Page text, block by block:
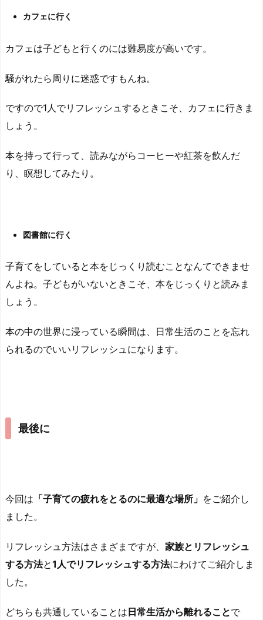
カフェに行く
カフェは子どもと行くのには難易度が高いです。
騒がれたら周りに迷惑ですもんね。
ですので1人でリフレッシュするときこそ、カフェに行きま
しょう。
本を持って行って、読みながらコーヒーや紅茶を飲んだ
り、瞑想してみたり。
図書館に行く
子育てをしていると本をじっくり読むことなんてできませ
んよね。子どもがいないときこそ、本をじっくりと読みま
しょう。
本の中の世界に浸っている瞬間は、日常生活のことを忘れ
られるのでいいリフレッシュになります。
最後に
今回は 「子育ての疲れをとるのに最適な場所」 をご紹介し
ました。
リフレッシュ方法はさまざまですが、 家族とリフレッシュ
する方法と1人でリフレッシュする方法にわけてご紹介しま
した。
どちらも共通していることは日常生活から離れることで